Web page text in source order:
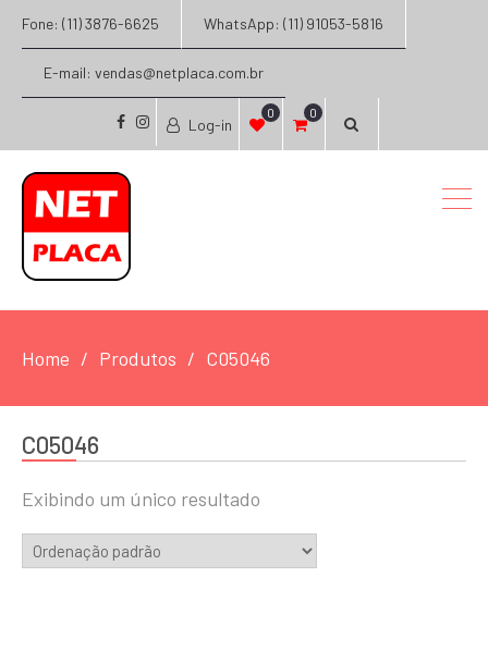
Fone: (11) 3876-6625 WhatsApp: (11) 91053-5816
E-mail: vendas@netplaca.com.br
facebook
instagram
Log-in
0 0
Home Produtos C05046
C05046
Exibindo um único resultado